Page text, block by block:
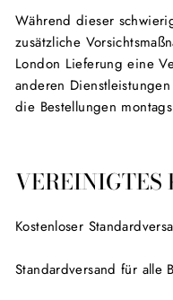
Während dieser
zusätzliche
London Lieferung eine
anderen
die Bestellungen
VEREINIGTES
Kostenloser
Standardversand für